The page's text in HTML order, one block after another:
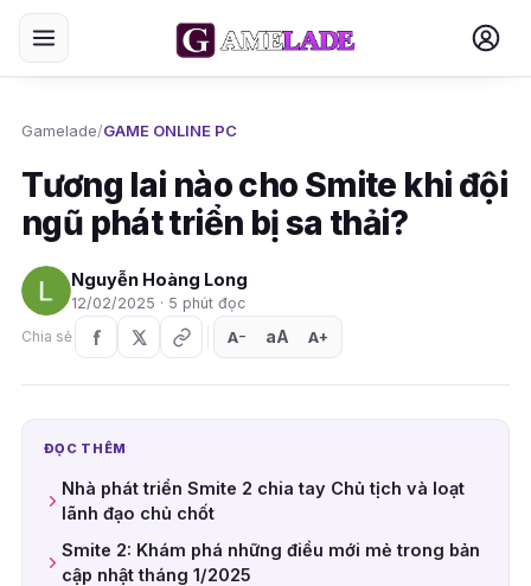
Gamelade/GAME ONLINE PC
Tương lai nào cho Smite khi đội
ngũ phát triển bị sa thải?
Nguyễn Hoàng Long
12/02/2025 · 5 phút đọc
Chia sẻ
A− aA A+
ĐỌC THÊM
Nhà phát triển Smite 2 chia tay Chủ tịch và loạt
lãnh đạo chủ chốt
Smite 2: Khám phá những điều mới mẻ trong bản
cập nhật tháng 1/2025